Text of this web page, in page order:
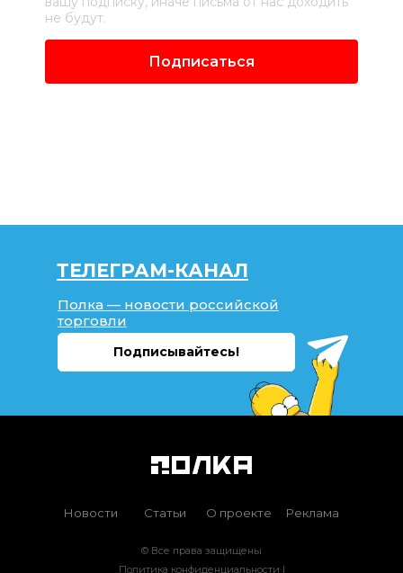
не будут.
Подписаться
ТЕЛЕГРАМ-КАНАЛ
Полка — новости российской
торговли
Подписывайтесь!
© Все права защищены
Политика конфиденциальности |
Новости О проекте
Статьи Реклама